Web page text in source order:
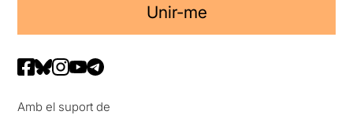
Unir-me
Amb el suport de